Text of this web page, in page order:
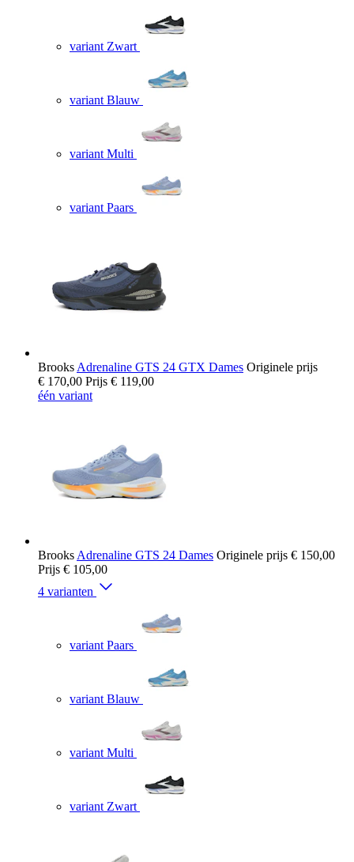
variant Zwart
variant Blauw
variant Multi
variant Paars
Brooks Adrenaline GTS 24 GTX Dames Originele prijs
€ 170,00 Prijs € 119,00
één variant
Brooks Adrenaline GTS 24 Dames Originele prijs € 150,00
Prijs € 105,00
4 varianten
variant Paars
variant Blauw
variant Multi
variant Zwart